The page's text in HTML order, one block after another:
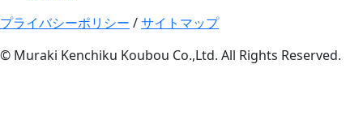
プライバシーポリシー /サイトマップ
© Muraki Kenchiku Koubou Co.,Ltd. All Rights Reserved.